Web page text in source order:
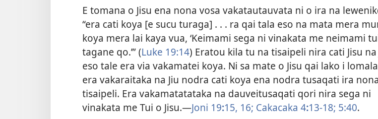
E tomana o Jisu ena nona vosa vakatautauvata ni o ira na
“era cati koya [e sucu turaga] . . . ra qai tala eso na mata mera
koya mera lai kaya vua, ‘Keimami sega ni vinakata me neimami
tagane qo.’” (Luke 19:14) Eratou kila tu na tisaipeli nira cati Jisu na
eso tale era via vakamatei koya. Ni sa mate o Jisu qai lako i
era vakaraitaka na Jiu nodra cati koya ena nodra tusaqati ira
tisaipeli. Era vakamatatataka na dauveitusaqati qori nira sega ni
vinakata me Tui o Jisu.​—Joni 19:15, 16; Cakacaka 4:13-18; 5:40.